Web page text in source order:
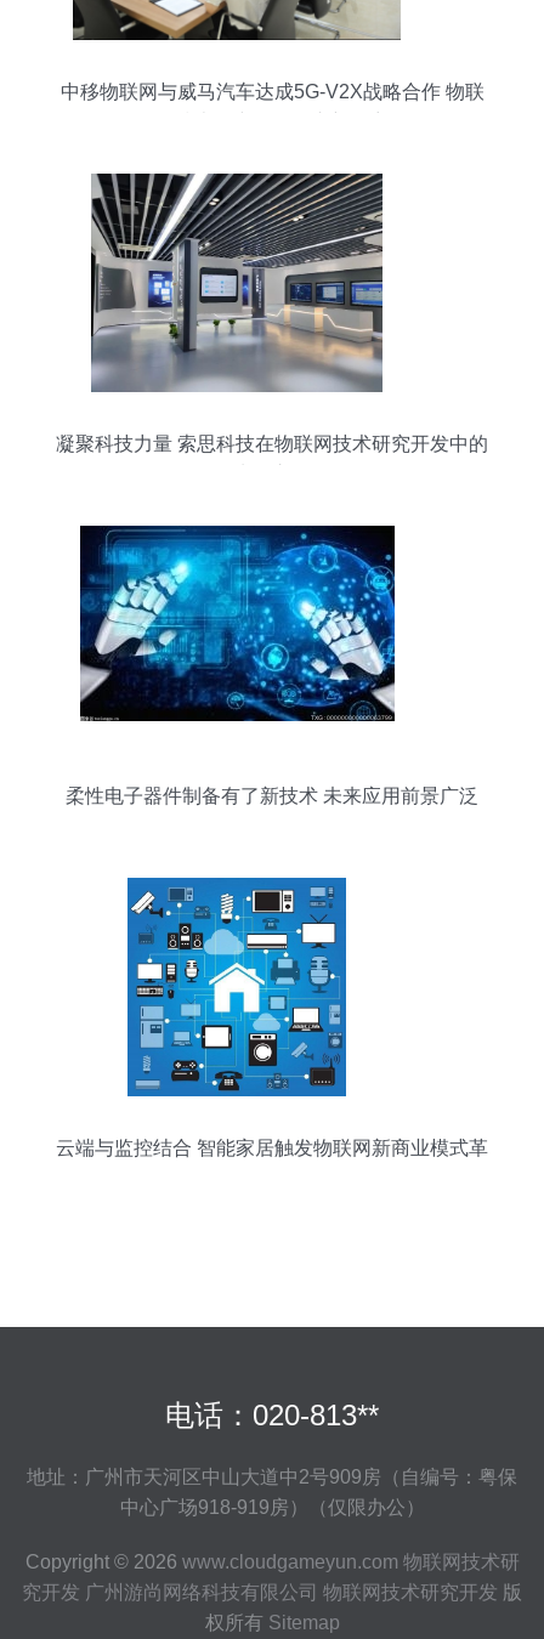
中移物联网与威马汽车达成5G-V2X战略合作 物联
凝聚科技力量 索思科技在物联网技术研究开发中的
柔性电子器件制备有了新技术 未来应用前景广泛
云端与监控结合 智能家居触发物联网新商业模式革
电话：020-813**
地址：广州市天河区中山大道中2号909房（自编号：粤保
中心广场918-919房）（仅限办公）
Copyright © 2026 www.cloudgameyun.com 物联网技术研
究开发 广州游尚网络科技有限公司 物联网技术研究开发 版
权所有 Sitemap